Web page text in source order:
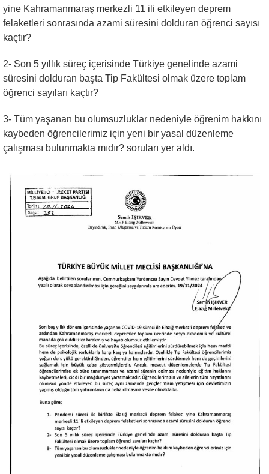
yine Kahramanmaraş merkezli 11 ili etkileyen deprem
felaketleri sonrasında azami süresini dolduran öğrenci sayısı
kaçtır?
2- Son 5 yıllık süreç içerisinde Türkiye genelinde azami
süresini dolduran başta Tip Fakültesi olmak üzere toplam
öğrenci sayıları kaçtır?
3- Tüm yaşanan bu olumsuzluklar nedeniyle öğrenim hakkını
kaybeden öğrencilerimiz için yeni bir yasal düzenleme
çalışması bulunmakta mıdır? soruları yer aldı.